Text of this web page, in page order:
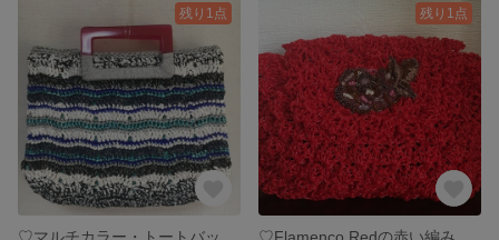
残り1点 残り1点